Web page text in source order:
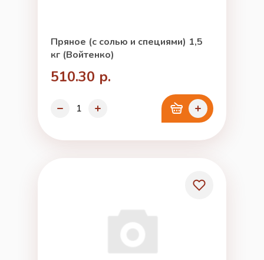
Пряное (с солью и специями) 1,5
кг (Войтенко)
510.30 р.